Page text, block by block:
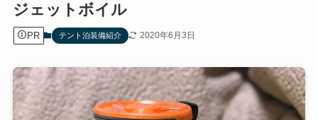
ジェットボイル
PR テント泊装備紹介 2020年6月3日